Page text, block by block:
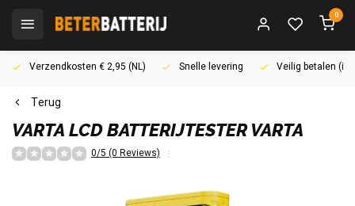
0
Verzendkosten € 2,95 (NL) Snelle levering Veilig betalen
Terug
VARTA LCD BATTERIJTESTER VARTA
0/5 (0 Reviews)